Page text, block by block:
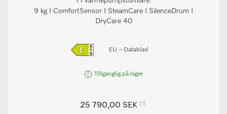
9 kg I ComfortSensor I SteamCare I SilenceDrum I
DryCare 40
EU – Datablad
Tillgänglig på lager
25 790,00 SEK [1]